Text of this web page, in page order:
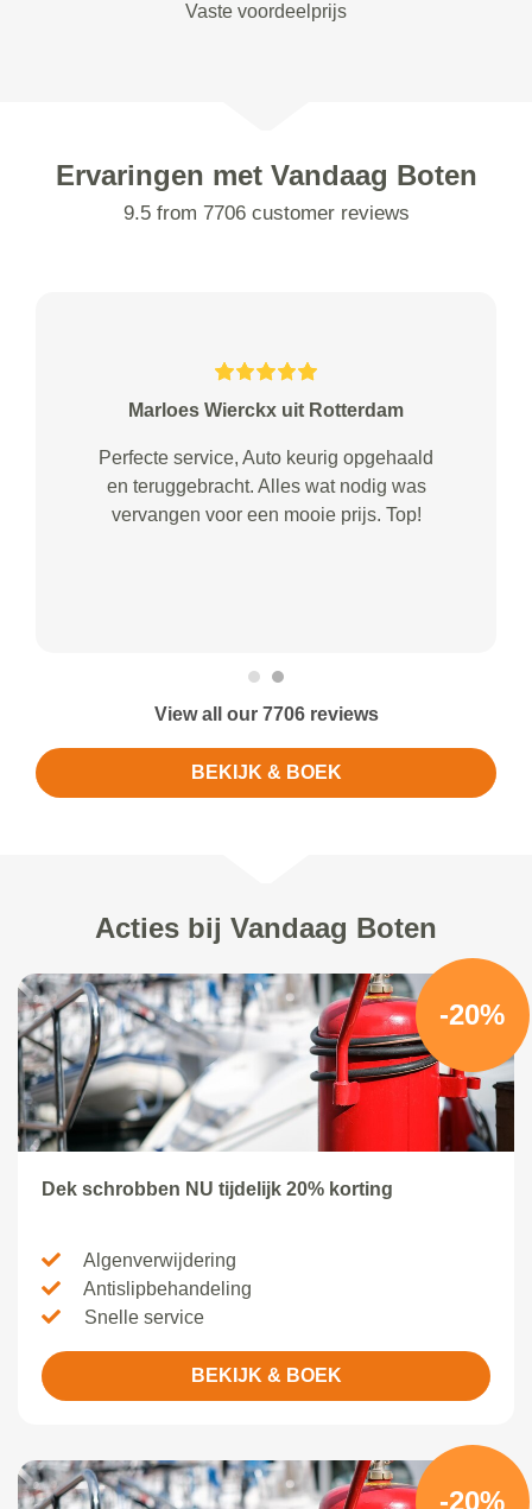
Vaste voordeelprijs
Ervaringen met Vandaag Boten
9.5 from 7706 customer reviews
Marloes Wierckx uit Rotterdam
Perfecte service, Auto keurig opgehaald
en teruggebracht. Alles wat nodig was
vervangen voor een mooie prijs. Top!
View all our 7706 reviews
BEKIJK & BOEK
Acties bij Vandaag Boten
-20%
Dek schrobben NU tijdelijk 20% korting
Algenverwijdering
Antislipbehandeling
Snelle service
BEKIJK & BOEK
-20%